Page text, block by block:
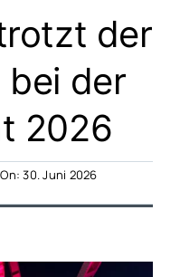
der
bei der
2026
30. Juni 2026